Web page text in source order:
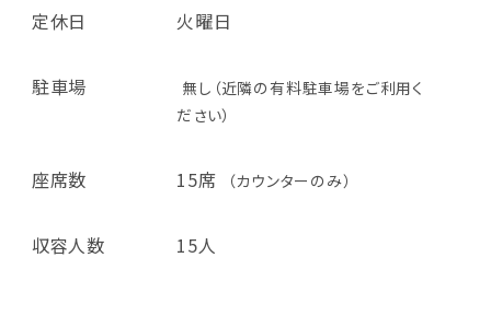
定休日 火曜日
駐車場
無し（近隣の有料駐車場をご利用く
ださい）
座席数 15席 （カウンターのみ）
収容人数 15人